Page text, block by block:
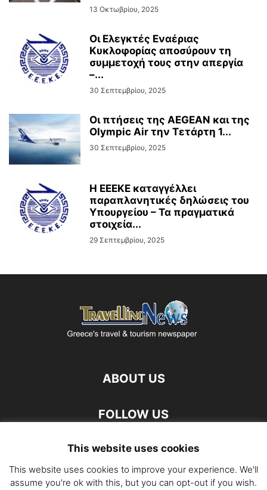
13 Οκτωβρίου, 2025
Οι Ελεγκτές Εναέριας
Κυκλοφορίας αποσύρουν τη
συμμετοχή τους στην απεργία
–...
30 Σεπτεμβρίου, 2025
Οι πτήσεις της AEGEAN και της
Olympic Air την Τετάρτη 1...
30 Σεπτεμβρίου, 2025
Η ΕΕΕΚΕ καταγγέλλει
παραπλανητικές δηλώσεις του
Υπουργείου – Τα πραγματικά
στοιχεία...
29 Σεπτεμβρίου, 2025
ABOUT US
FOLLOW US
This website uses cookies
This website uses cookies to improve your experience. We'll
assume you're ok with this, but you can opt-out if you wish.